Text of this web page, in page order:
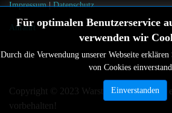
Für optimalen Benutzerservice
verwenden wir
Durch die Verwendung unserer Webseite
von Cookies
Einverstanden
Impressum|Datenschutz
Anfahrt
Copyright © 2023 Warsteiner Tennispark
vorbehalten!